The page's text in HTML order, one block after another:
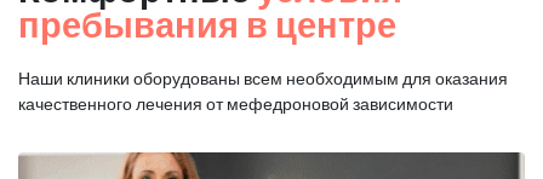
пребывания в центре
Наши клиники оборудованы всем необходимым для оказания
качественного лечения от мефедроновой зависимости